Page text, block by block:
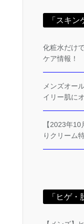
「スキ
化粧水だけ
ケア情報！
メンズオー
イリー肌に
【2023年
りクリーム特
「ヒゲ